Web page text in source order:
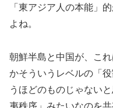
「東アジア人の本能」
よね。
朝鮮半島と中国が、こ
かそういうレベルの「
うほどのものじゃない
夷秩序」みたいなのを